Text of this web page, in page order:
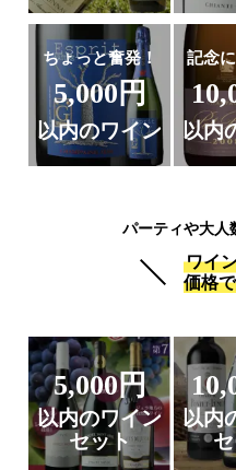
ちょっと奮発！
5,000円
以内のワイン
記念
以内
パーティや大人
ワイ
価格
5,000円
以内のワイン
セット
以内